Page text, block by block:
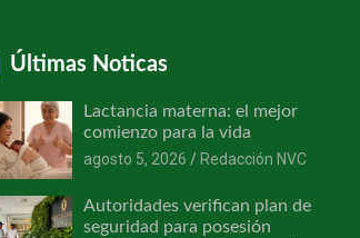
Últimas Noticas
Lactancia materna: el mejor
comienzo para la vida
agosto 5, 2026
Redacción NVC
Autoridades verifican plan de
seguridad para posesión